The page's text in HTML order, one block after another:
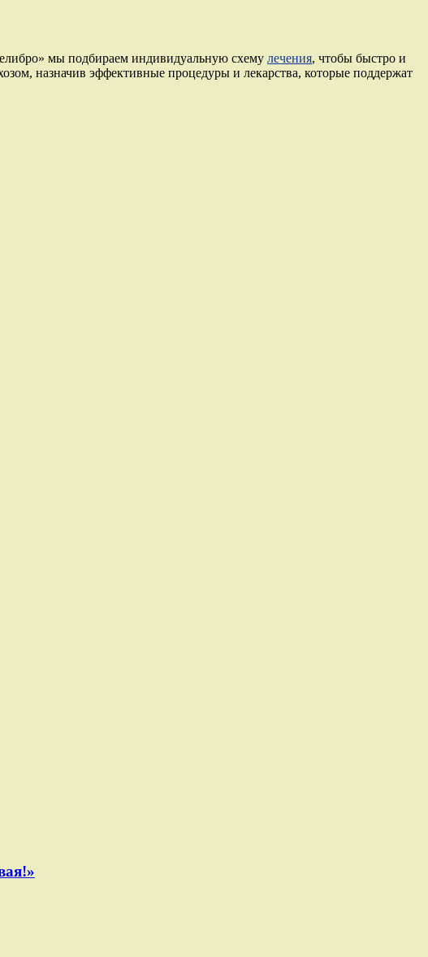
мы подбираем индивидуальную схему лечения, чтобы быстро и
назначив эффективные процедуры и лекарства, которые поддержат